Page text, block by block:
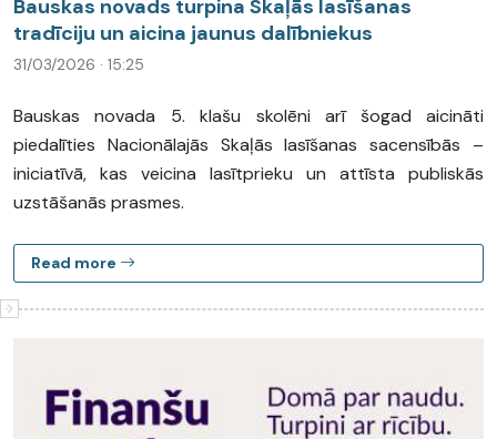
Bauskas novads turpina Skaļās lasīšanas
tradīciju un aicina jaunus dalībniekus
31/03/2026 · 15:25
Bauskas novada 5. klašu skolēni arī šogad aicināti
piedalīties Nacionālajās Skaļās lasīšanas sacensībās –
iniciatīvā, kas veicina lasītprieku un attīsta publiskās
uzstāšanās prasmes.
Read more